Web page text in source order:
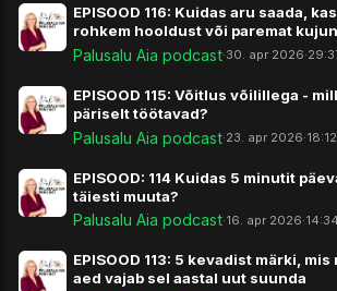
EPISOOD 116: Kuidas aru saada,
rohkem hooldust või paremat
Palusalu Aia podcast·30. apr 2026·
EPISOOD 115: Võitlus võilillega -
päriselt töötavad?
Palusalu Aia podcast·23. apr 2026·18:12
EPISOOD: 114 Kuidas 5 minutit
täiesti muuta?
Palusalu Aia podcast·16. apr 2026·14:34
EPISOOD 113: 5 kevadist märki,
aed vajab sel aastal uut suunda